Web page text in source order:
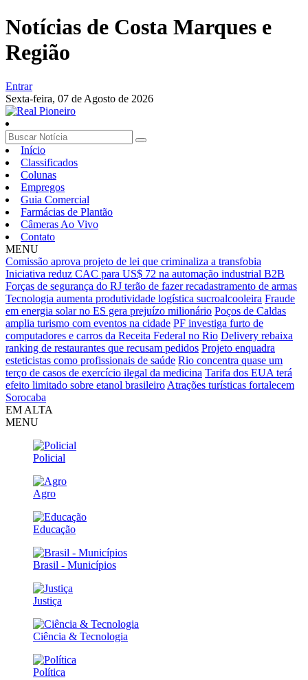
Notícias de Costa Marques e
Região
Entrar
Sexta-feira, 07 de Agosto de 2026
Início
Classificados
Colunas
Empregos
Guia Comercial
Farmácias de Plantão
Câmeras Ao Vivo
Contato
MENU
Comissão aprova projeto de lei que criminaliza a transfobia
Iniciativa reduz CAC para US$ 72 na automação industrial B2B
Forças de segurança do RJ terão de fazer recadastramento de armas
Tecnologia aumenta produtividade logística sucroalcooleira Fraude
em energia solar no ES gera prejuízo milionário Poços de Caldas
amplia turismo com eventos na cidade PF investiga furto de
computadores e carros da Receita Federal no Rio Delivery rebaixa
ranking de restaurantes que recusam pedidos Projeto enquadra
esteticistas como profissionais de saúde Rio concentra quase um
terço de casos de exercício ilegal da medicina Tarifa dos EUA terá
efeito limitado sobre etanol brasileiro Atrações turísticas fortalecem
Sorocaba
EM ALTA
MENU
Policial
Agro
Educação
Brasil - Municípios
Justiça
Ciência & Tecnologia
Política